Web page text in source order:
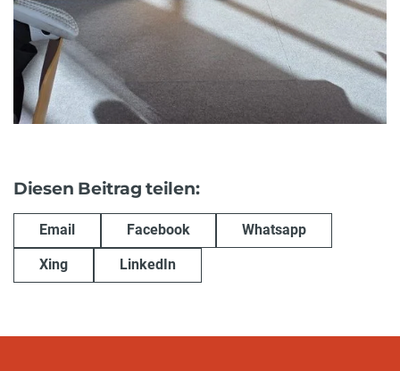
Diesen Beitrag teilen:
Email Facebook Whatsapp
Xing LinkedIn